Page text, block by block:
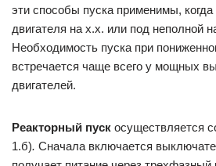
эти способы пуска применимы,
двигателя на х.х. или под неполной
Необходимость пуска при
встречается чаще всего у мощных
двигателей.
Реакторный пуск осуществляется
1.б). Сначала включается